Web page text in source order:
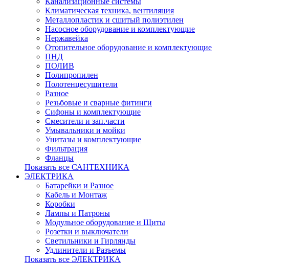
Климатическая техника, вентиляция
Металлопластик и сшитый полиэтилен
Насосное оборудование и комплектующие
Нержавейка
Отопительное оборудование и комплектующие
ПНД
ПОЛИВ
Полипропилен
Полотенцесушители
Разное
Резьбовые и сварные фитинги
Сифоны и комплектующие
Смесители и зап.части
Умывальники и мойки
Унитазы и комплектующие
Фильтрация
Фланцы
Показать все САНТЕХНИКА
ЭЛЕКТРИКА
Батарейки и Разное
Кабель и Монтаж
Коробки
Лампы и Патроны
Модульное оборудование и Щиты
Розетки и выключатели
Светильники и Гирлянды
Удлинители и Разъемы
Показать все ЭЛЕКТРИКА